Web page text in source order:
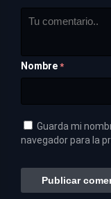
Nombre *
Guarda mi
navegador para la